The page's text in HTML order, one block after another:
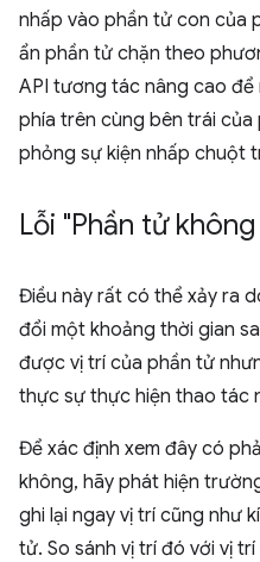
nhấp vào phần tử con của
ẩn phần tử chặn theo
API tương tác nâng cao
phía trên cùng bên trái
phỏng sự kiện nhấp chuột
Lỗi "Phần tử
Điều này rất có thể xảy ra
đổi một khoảng thời gian
được vị trí của phần tử
thực sự thực hiện thao tác
Để xác định xem đây có
không, hãy phát hiện
ghi lại ngay vị trí cũng như
tử. So sánh vị trí đó với vị